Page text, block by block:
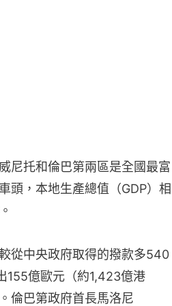
尼托和倫巴第兩區是全國最富
頭，本地生產總值（GDP）相
從中央政府取得的撥款多540
155億歐元（約1,423億港
倫巴第政府首長馬洛尼